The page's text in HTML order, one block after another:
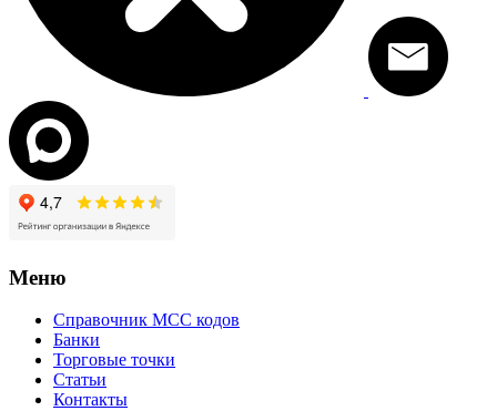
Меню
Справочник MCC кодов
Банки
Торговые точки
Статьи
Контакты